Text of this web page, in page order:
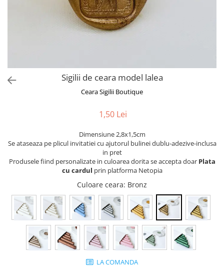
Sigilii de ceara model lalea
Ceara Sigilii Boutique
1,50 Lei
Dimensiune 2,8x1,5cm
Se ataseaza pe plicul invitatiei cu ajutorul bulinei dublu-adezive-inclusa
in pret
Produsele fiind personalizate in culoarea dorita se accepta doar Plata
cu cardul prin platforma Netopia
Culoare ceara: Bronz
LA COMANDA